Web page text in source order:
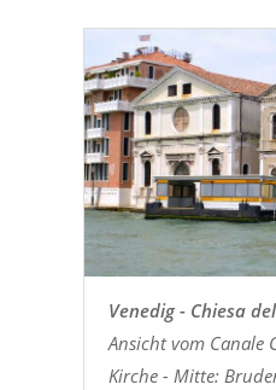
Venedig - Chiesa
Ansicht vom Canale
Kirche - Mitte: